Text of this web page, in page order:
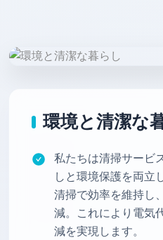
環境と清潔な
私たちは清掃サービ
しと環境保護を両立
清掃で効率を維持し
減。これにより電気
減を実現します。